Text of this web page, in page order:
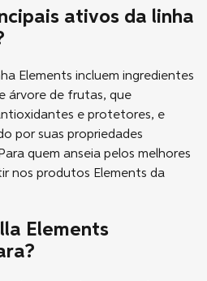
ativos da linha
Elements incluem ingredientes
árvore de frutas, que
e protetores, e
por suas propriedades
quem anseia pelos melhores
nos produtos Elements da
Elements